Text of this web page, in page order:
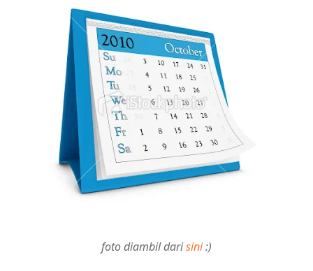
foto diambil darisini:)